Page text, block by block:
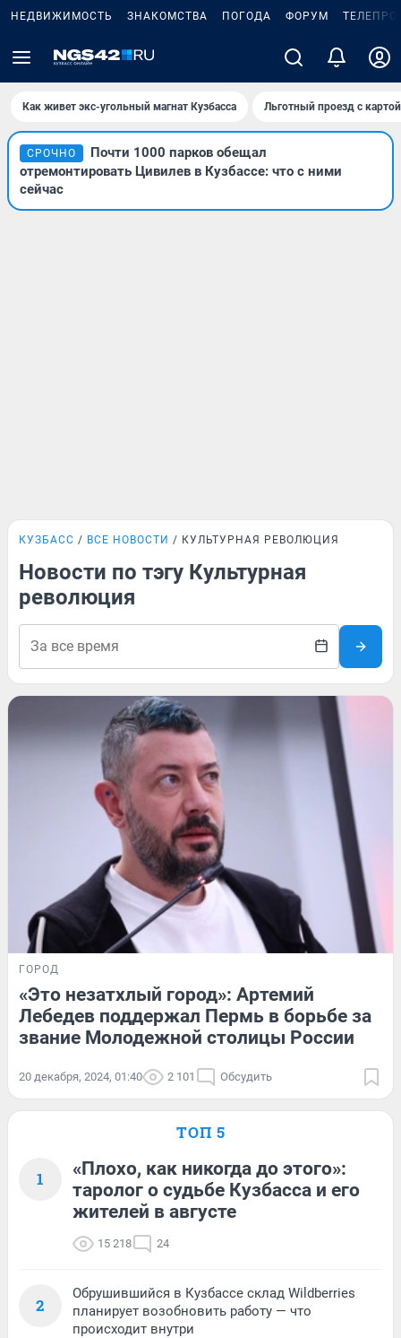
НЕДВИЖИМОСТЬ ЗНАКОМСТВА ПОГОДА ФОРУМ
Как живет экс-угольный магнат Кузбасса Льготный проезд с
СРОЧНО
Почти 1000 парков обещал
отремонтировать Цивилев в Кузбассе: что с ними
сейчас
КУЗБАСС ВСЕ НОВОСТИ КУЛЬТУРНАЯ РЕВОЛЮЦИЯ
Новости по тэгу Культурная
революция
ГОРОД
«Это незатхлый город»: Артемий
Лебедев поддержал Пермь в борьбе за
звание Молодежной столицы России
20 декабря, 2024, 01:40 2 101 Обсудить
ТОП 5
1
«Плохо, как никогда до этого»:
таролог о судьбе Кузбасса и его
жителей в августе
15 218 24
2
Обрушившийся в Кузбассе склад Wildberries
планирует возобновить работу — что
происходит внутри